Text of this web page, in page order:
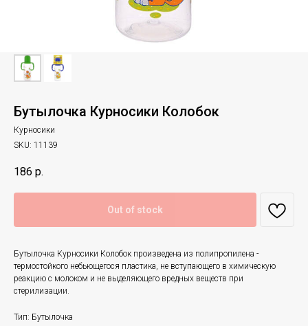
Бутылочка Курносики Колобок
Курносики
SKU: 11139
186 р.
Out of stock
Бутылочка Курносики Колобок произведена из полипропилена -
термостойкого небьющегося пластика, не вступающего в химическую
реакцию с молоком и не выделяющего вредных веществ при
стерилизации.
Тип: Бутылочка